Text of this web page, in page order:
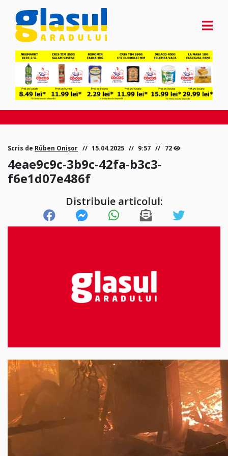
Scris de Rüben Onișor 15.04.2025 9:57 72
4eae9c9c-3b9c-42fa-b3c3-
f6e1d07e486f
Distribuie articolul: